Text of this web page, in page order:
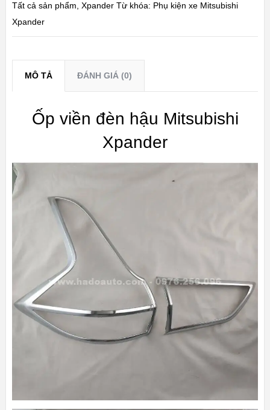
Tất cả sản phẩm, Xpander Từ khóa: Phụ kiện xe Mitsubishi
Xpander
MÔ TẢ ĐÁNH GIÁ (0)
Ốp viền đèn hậu Mitsubishi
Xpander